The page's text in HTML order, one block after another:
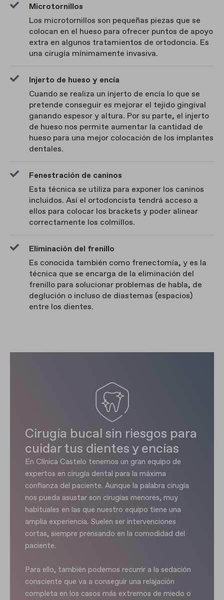
Microtornillos
Los microtornillos son pequeñas piezas que se
colocan en el hueso para ofrecer puntos de apoyo
extra en algunos tratamientos de ortodoncia. Es
una cirugía mínimamente invasiva.
Injerto de hueso y encía
Cuando se realiza un injerto de encía lo que se
pretende conseguir es mejorar el tejido gingival
ganando espesor y altura. Por su parte, el injerto
de hueso nos permite aumentar la cantidad de
hueso para una mejor colocación de los implantes
dentales.
Fenestración de caninos
Esta técnica se utiliza para exponer los caninos
incluidos. Así el ortodoncista tendrá acceso a
ellos para colocar los brackets y poder alinear
correctamente los colmillos.
Eliminación del frenillo
Es conocida también como frenectomía, y es la
técnica que se encarga de la eliminación del
frenillo para solucionar problemas de habla, de
deglución o incluso de diastemas (espacios)
entre los dientes.
Cirugía bucal sin riesgos para
cuidar tus dientes y encías
En Clínica Castelo tenemos un gran equipo de
expertos en cirugía dental para la máxima
confianza del paciente. Aunque la palabra cirugía
nos pueda asustar son cirugías menores, muy
habituales en las que nuestro equipo tiene una
amplia experiencia. Suelen ser intervenciones
cortas, siempre prensando en la comodidad del
paciente.
Para ello, también podemos recurrir a la sedación
consciente que va a conseguir una relajación
completa en los casos más extremos de miedo o